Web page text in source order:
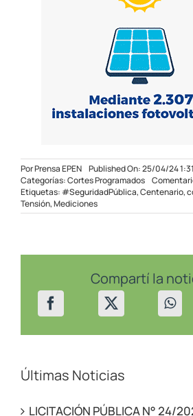
PorPrensa EPEN Published On: 25/04/24
Categorías:Cortes Programados
Etiquetas: #SeguridadPública,Centenario,
Tensión,Mediciones
Compartí la
Últimas Noticias
LICITACIÓN PÚBLICA N° 24/